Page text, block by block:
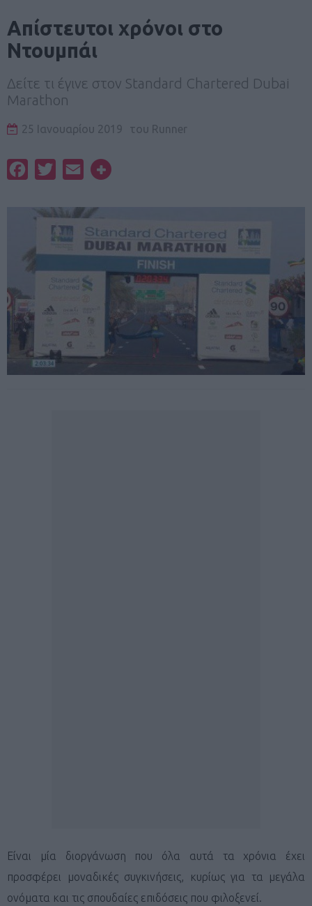
Απίστευτοι χρόνοι στο
Ντουμπάι
Δείτε τι έγινε στον Standard Chartered Dubai
Marathon
25 Ιανουαρίου 2019 του Runner
FacebookTwitterEmail
Είναι μία διοργάνωση που όλα αυτά τα χρόνια έχει
προσφέρει μοναδικές συγκινήσεις, κυρίως για τα μεγάλα
ονόματα και τις σπουδαίες επιδόσεις που φιλοξενεί.